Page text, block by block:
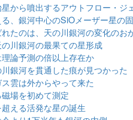
から噴出するアウトフロー・ジ
、銀河中心のSiOメーザー星の
たのは、天の川銀河の変化のお
川銀河の最果ての星形成
論予測の倍以上存在か
銀河を貫通した痕が見つかった
雲は外からやって来た
場を初めて測定
える活発な星の誕生